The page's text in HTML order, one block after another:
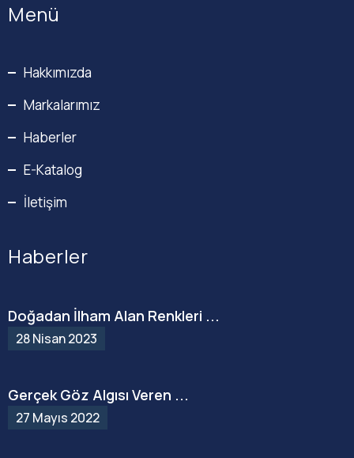
Menü
Hakkımızda
Markalarımız
Haberler
E-Katalog
İletişim
Haberler
Doğadan İlham Alan Renkleri ...
28 Nisan 2023
Gerçek Göz Algısı Veren ...
27 Mayıs 2022